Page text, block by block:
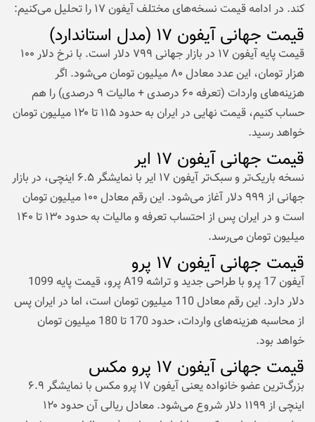
کند. در ادامه قیمت نسخه‌های مختلف آیفون ۱۷ را تحلیل می‌کنیم:
قیمت جهانی آیفون ۱۷ (مدل استاندارد)
قیمت پایه آیفون ۱۷ در بازار جهانی ۷۹۹ دلار است. با نرخ دلار ۱۰۰
هزار تومان، این عدد معادل ۸۰ میلیون تومان می‌شود. اگر
هزینه‌های واردات (تعرفه ۶۰ درصدی + مالیات ۹ درصدی) را هم
حساب کنیم، قیمت نهایی در ایران به حدود ۱۱۵ تا ۱۲۰ میلیون تومان
خواهد رسید.
قیمت جهانی آیفون ۱۷ ایر
نسخه باریک‌تر و سبک‌تر آیفون ۱۷ ایر با نمایشگر ۶.۵ اینچی، در بازار
جهانی از ۹۹۹ دلار آغاز می‌شود. این رقم معادل ۱۰۰ میلیون تومان
است و در ایران پس از احتساب تعرفه و مالیات به حدود ۱۳۰ تا ۱۴۰
میلیون تومان می‌رسد.
قیمت جهانی آیفون ۱۷ پرو
آیفون 17 پرو با طراحی جدید و تراشه A19 پرو، قیمت پایه 1099
دلار دارد. این رقم معادل 110 میلیون تومان است، اما در ایران پس
از محاسبه هزینه‌های واردات، حدود 170 تا 180 میلیون تومان
خواهد بود.
قیمت جهانی آیفون ۱۷ پرو مکس
بزرگ‌ترین عضو خانواده یعنی آیفون ۱۷ پرو مکس با نمایشگر ۶.۹
اینچی از ۱۱۹۹ دلار شروع می‌شود. معادل ریالی آن حدود ۱۲۰